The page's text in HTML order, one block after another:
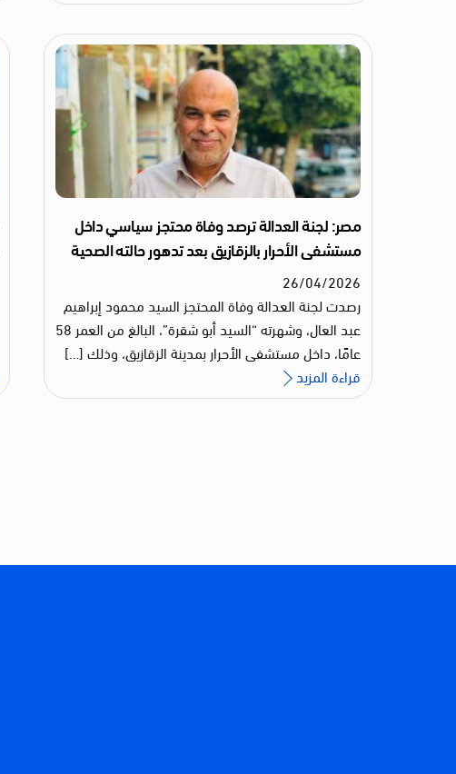
مصر: لجنة العدالة ترصد وفاة محتجز سياسي داخل
مستشفى الأحرار بالزقازيق بعد تدهور حالته الصحية
26/04/2026
رصدت لجنة العدالة وفاة المحتجز السيد محمود إبراهيم
عبد العال، وشهرته “السيد أبو شقرة”، البالغ من العمر 58
عامًا، داخل مستشفى الأحرار بمدينة الزقازيق، وذلك […]
قراءة المزيد